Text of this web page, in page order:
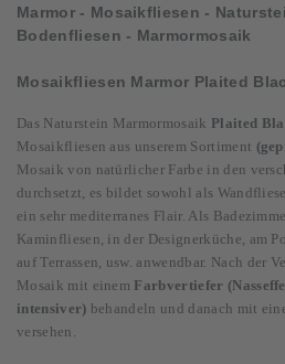
Marmor - Mosaikfliesen -
Bodenfliesen - Marmormosaik
Mosaikfliesen Marmor Plaited
Das Naturstein Marmormosaik Plaited
Mosaikfliesen aus unserem Sortiment
Mosaik von natürlicher Farbe in den
durchsetzt, es bildet sowohl als
ein sehr mediterranes Flair. Als
Kaminfliesen, in der Designerküche, am
auf Terrassen, usw. anwendbar. Nach der
Mosaik mit einem Farbvertiefer
intensiver) behandeln und danach mit
versehen.